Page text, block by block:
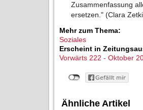
Zusammenfassung
ersetzen." (Clara
Mehr zum Thema:
Soziales
Erscheint in
Vorwärts 222 - Oktober
Ähnliche Artikel